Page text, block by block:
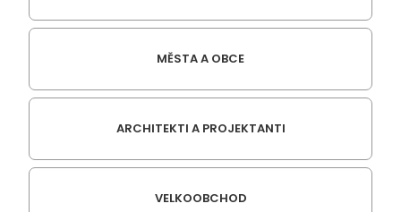
MĚSTA A OBCE
ARCHITEKTI A PROJEKTANTI
VELKOOBCHOD